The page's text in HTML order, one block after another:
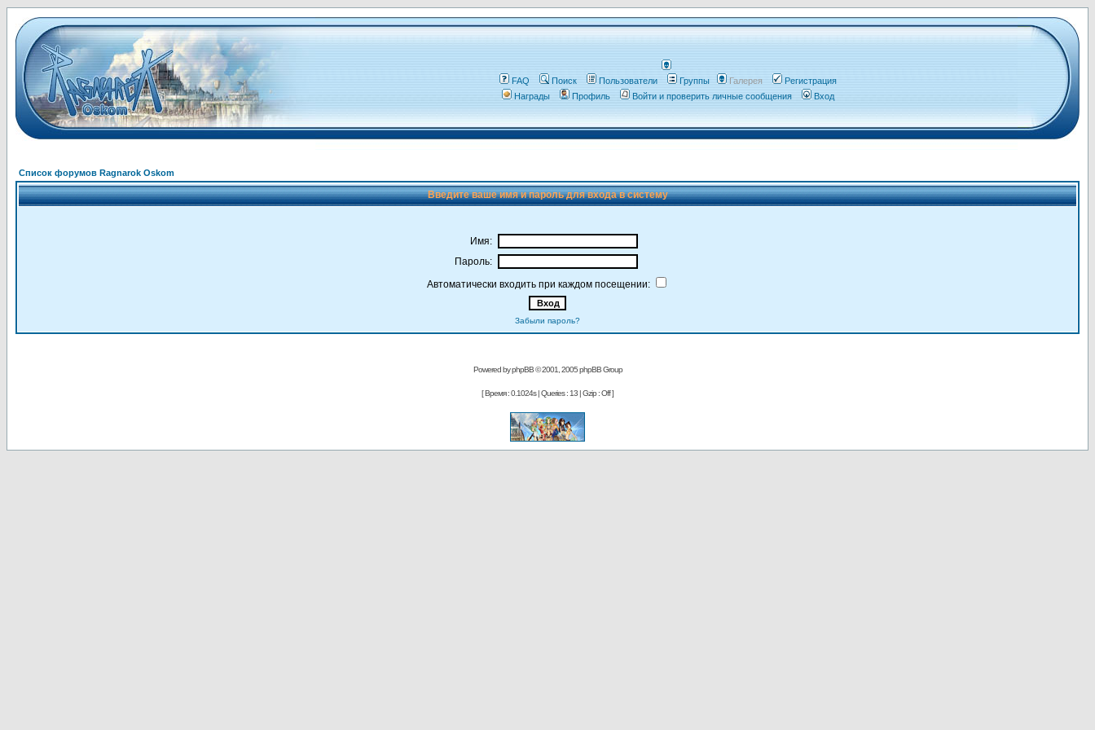
FAQ Поиск Пользователи Группы Галерея
Регистрация
Награды
Профиль Войти и проверить личные сообщения Вход
Список форумов Ragnarok Oskom
Введите ваше имя и пароль для входа в систему
Имя:
Пароль:
Автоматически входить при каждом посещении:
Забыли пароль?
Powered byphpBB© 2001, 2005 phpBB Group
[ Время : 0.1024s | Queries : 13 | Gzip : Off ]